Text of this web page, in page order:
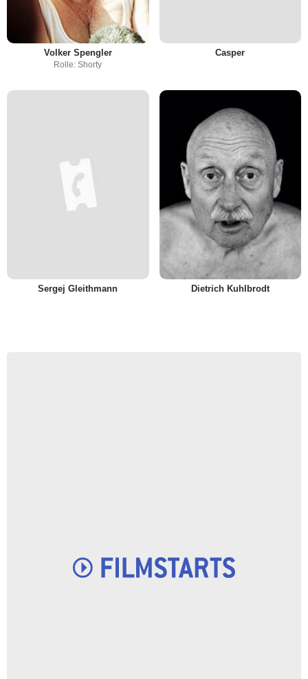
Volker Spengler
Rolle: Shorty
Casper
Sergej Gleithmann Dietrich Kuhlbrodt